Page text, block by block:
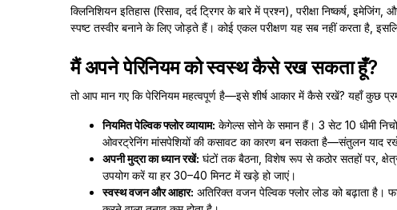
क्लिनिशियन इतिहास (रिसाव, दर्द ट्रिगर के बारे में प्रश्न), परीक्षा निष्कर्ष,
स्पष्ट तस्वीर बनाने के लिए जोड़ते हैं। कोई एकल परीक्षण यह सब नहीं करता है,
मैं अपने पेरिनियम को स्वस्थ कैसे रख सकता हूँ?
तो आप मान गए कि पेरिनियम महत्वपूर्ण है—इसे शीर्ष आकार में कैसे रखें? यहाँ कुछ
नियमित पेल्विक फ्लोर व्यायाम: केगेल्स सोने के समान हैं। 3 सेट 10 धीमी
ओवरट्रेनिंग मांसपेशियों की कसावट का कारण बन सकता है—संतुलन याद
अपनी मुद्रा का ध्यान रखें: घंटों तक बैठना, विशेष रूप से कठोर सतहों पर,
उपयोग करें या हर 30–40 मिनट में खड़े हो जाएं।
स्वस्थ वजन और आहार: अतिरिक्त वजन पेल्विक फ्लोर लोड को बढ़ाता है।